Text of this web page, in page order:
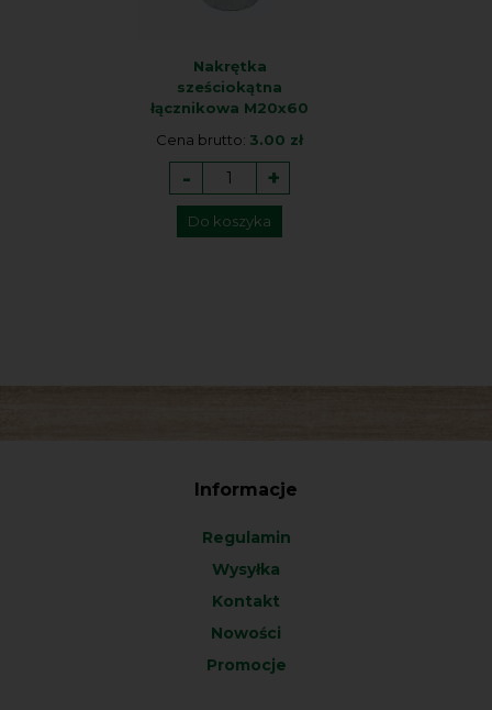
Nakrętka
sześciokątna
łącznikowa M20x60
Cena brutto: 3.00 zł
- +
Do koszyka
Informacje
Regulamin
Wysyłka
Kontakt
Nowości
Promocje